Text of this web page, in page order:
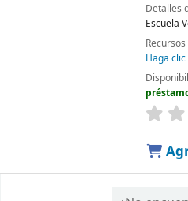
Detalles
Escuela
Haga